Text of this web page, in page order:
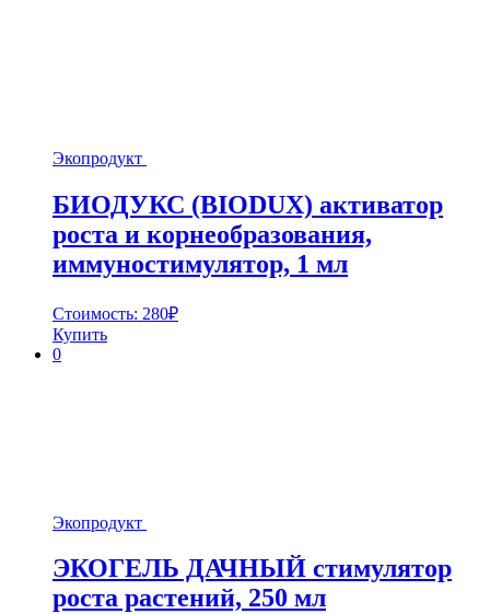
Экопродукт
БИОДУКС (BIODUX) активатор
роста и корнеобразования,
иммуностимулятор, 1 мл
Стоимость: 280₽
Купить
0
Экопродукт
ЭКОГЕЛЬ ДАЧНЫЙ стимулятор
роста растений, 250 мл